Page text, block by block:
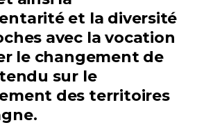
et la diversité
avec la vocation
le changement de
sur le
des territoires